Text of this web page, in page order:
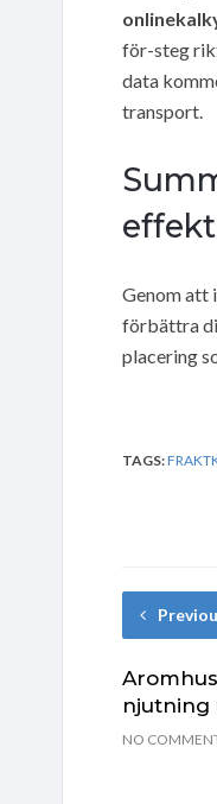
för-steg
data
transport.
Genom att
förbättra
placering
TAGS:
njutning
NO